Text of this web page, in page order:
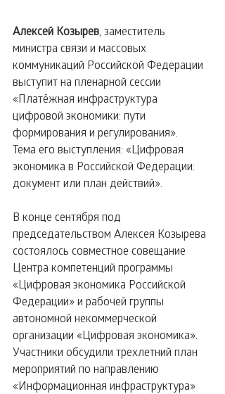
Алексей Козырев, заместитель
министра связи и массовых
коммуникаций Российской Федерации
выступит на пленарной сессии
«Платёжная инфраструктура
цифровой экономики: пути
формирования и регулирования».
Тема его выступления: «Цифровая
экономика в Российской Федерации:
документ или план действий».
В конце сентября под
председательством Алексея Козырева
состоялось совместное совещание
Центра компетенций программы
«Цифровая экономика Российской
Федерации» и рабочей группы
автономной некоммерческой
организации «Цифровая экономика».
Участники обсудили трехлетний план
мероприятий по направлению
«Информационная инфраструктура»